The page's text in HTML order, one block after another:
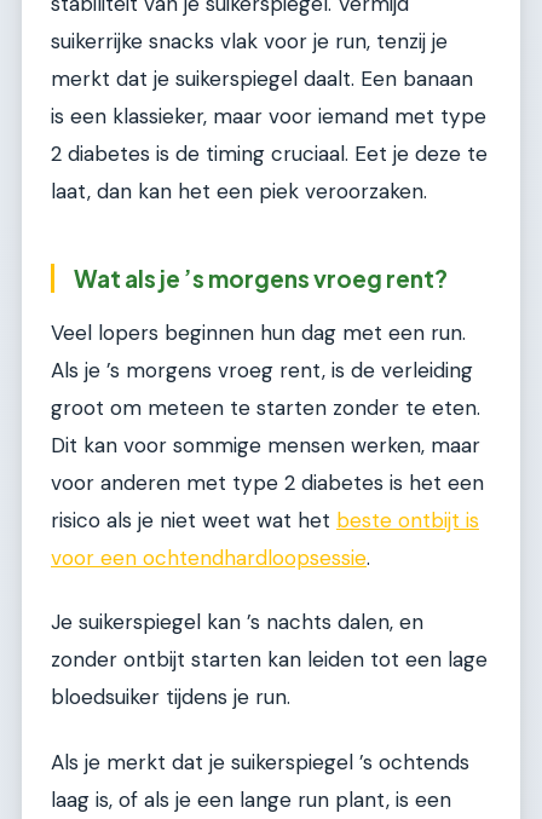
suikerrijke snacks vlak voor je run, tenzij je
merkt dat je suikerspiegel daalt. Een banaan
is een klassieker, maar voor iemand met type
2 diabetes is de timing cruciaal. Eet je deze te
laat, dan kan het een piek veroorzaken.
Wat als je ’s morgens vroeg rent?
Veel lopers beginnen hun dag met een run.
Als je ’s morgens vroeg rent, is de verleiding
groot om meteen te starten zonder te eten.
Dit kan voor sommige mensen werken, maar
voor anderen met type 2 diabetes is het een
risico als je niet weet wat het beste ontbijt is
voor een ochtendhardloopsessie.
Je suikerspiegel kan ’s nachts dalen, en
zonder ontbijt starten kan leiden tot een lage
bloedsuiker tijdens je run.
Als je merkt dat je suikerspiegel ’s ochtends
laag is, of als je een lange run plant, is een